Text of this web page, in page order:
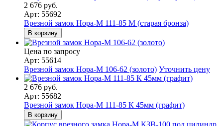
2 676 руб.
Арт: 55692
Врезной замок Нора-М 111-85 М (старая бронза)
В корзину
Цена по запросу
Арт: 55614
Врезной замок Нора-М 106-62 (золото) Уточнить цену
2 676 руб.
Арт: 55682
Врезной замок Нора-М 111-85 К 45мм (графит)
В корзину